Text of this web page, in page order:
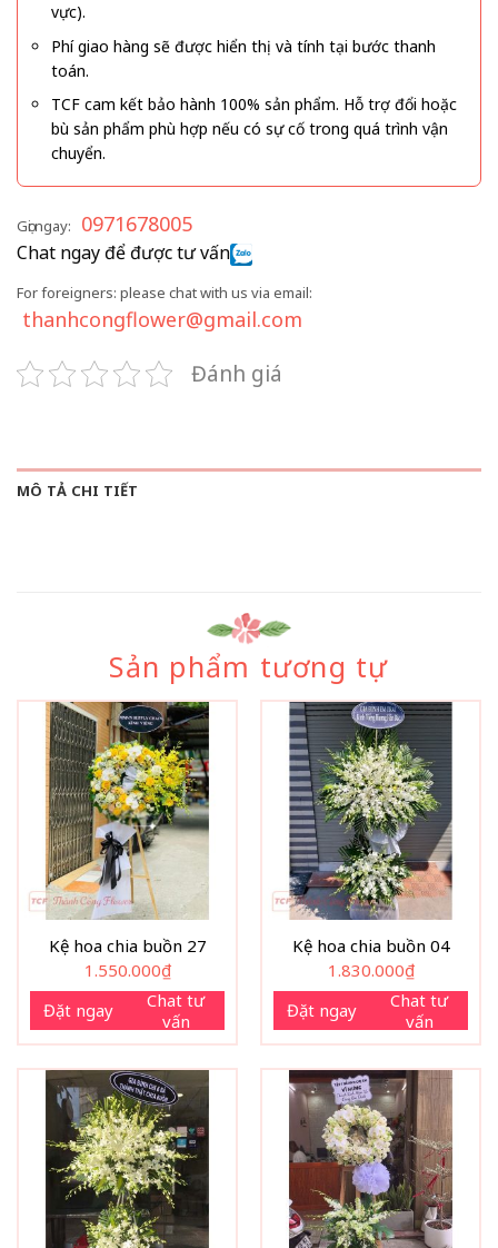
vực).
Phí giao hàng sẽ được hiển thị và tính tại bước thanh
toán.
TCF cam kết bảo hành 100% sản phẩm. Hỗ trợ đổi hoặc
bù sản phẩm phù hợp nếu có sự cố trong quá trình vận
chuyển.
Gọi ngay: 0971678005
Chat ngay để được tư vấn
For foreigners: please chat with us via email:
thanhcongflower@gmail.com
Đánh giá
MÔ TẢ CHI TIẾT
Sản phẩm tương tự
Kệ hoa chia buồn 27
1.550.000₫
Đặt ngay
Chat tư
vấn
Kệ hoa chia buồn 04
1.830.000₫
Đặt ngay
Chat tư
vấn